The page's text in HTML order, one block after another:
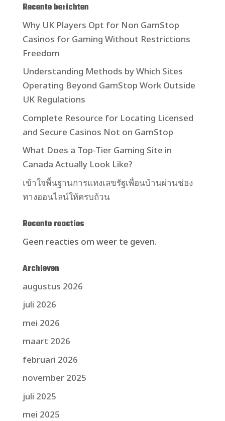
Recente berichten
Why UK Players Opt for Non GamStop
Casinos for Gaming Without Restrictions
Freedom
Understanding Methods by Which Sites
Operating Beyond GamStop Work Outside
UK Regulations
Complete Resource for Locating Licensed
and Secure Casinos Not on GamStop
What Does a Top-Tier Gaming Site in
Canada Actually Look Like?
เข้าใจพื้นฐานการแทงเลขรัฐเพื่อนบ้านผ่านช่อง
ทางออนไลน์ให้ครบถ้วน
Recente reacties
Geen reacties om weer te geven.
Archieven
augustus 2026
juli 2026
mei 2026
maart 2026
februari 2026
november 2025
juli 2025
mei 2025